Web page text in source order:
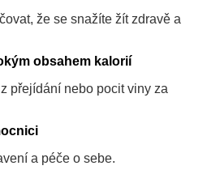
že se snažíte žít zdravě a
obsahem kalorií
přejídání nebo pocit viny za
a péče o sebe.